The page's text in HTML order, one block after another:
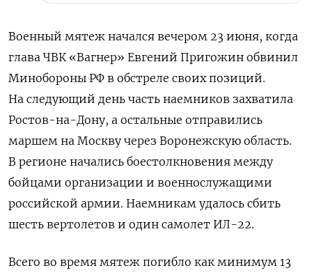
Военный мятеж начался вечером 23 июня, когда
глава ЧВК «Вагнер» Евгений Пригожин обвинил
Минобороны РФ в обстреле своих позиций.
На следующий день часть наемников захватила
Ростов-на-Дону, а остальные отправились
маршем на Москву через Воронежскую область.
В регионе начались боестолкновения между
бойцами организации и военнослужащими
российской армии. Наемникам удалось сбить
шесть вертолетов и один самолет ИЛ-22.
Всего во время мятеж погибло как минимум 13